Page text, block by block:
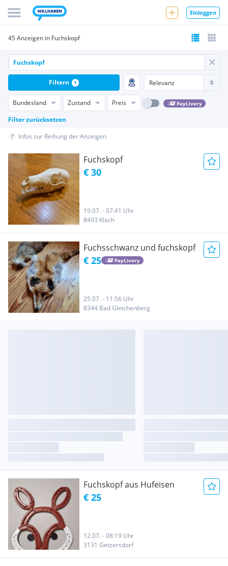
Einloggen
45 Anzeigen in Fuchskopf
Bundesland Zustand Preis PayLivery
Filter zurücksetzen
Filtern 1
Infos zur Reihung der Anzeigen
Fuchskopf
€ 30
19.07. - 07:41 Uhr
8493 Klöch
Fuchsschwanz und fuchskopf
€ 25 PayLivery
25.07. - 11:56 Uhr
8344 Bad Gleichenberg
Fuchskopf aus Hufeisen
€ 25
12.07. - 08:19 Uhr
3131 Getzersdorf